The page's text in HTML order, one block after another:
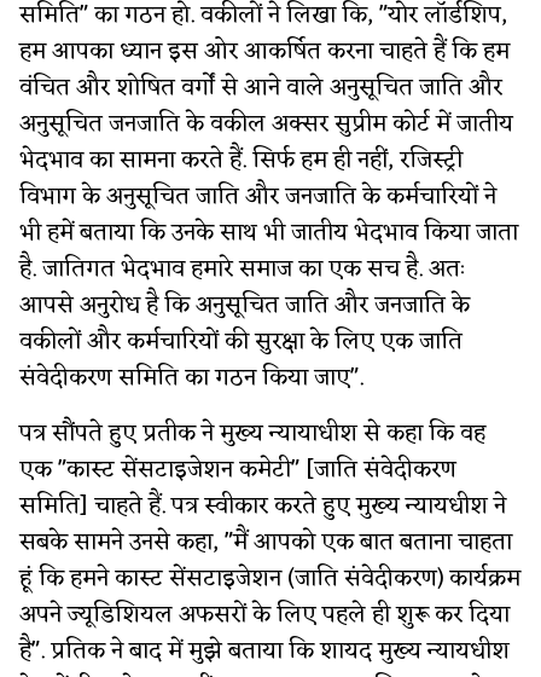
समिति" का गठन हो. वकीलों ने लिखा कि, "योर लॉर्डशिप,
हम आपका ध्यान इस ओर आकर्षित करना चाहते हैं कि हम
वंचित और शोषित वर्गों से आने वाले अनुसूचित जाति और
अनुसूचित जनजाति के वकील अक्सर सुप्रीम कोर्ट में जातीय
भेदभाव का सामना करते हैं. सिर्फ हम ही नहीं, रजिस्ट्री
विभाग के अनुसूचित जाति और जनजाति के कर्मचारियों ने
भी हमें बताया कि उनके साथ भी जातीय भेदभाव किया जाता
है. जातिगत भेदभाव हमारे समाज का एक सच है. अतः
आपसे अनुरोध है कि अनुसूचित जाति और जनजाति के
वकीलों और कर्मचारियों की सुरक्षा के लिए एक जाति
संवेदीकरण समिति का गठन किया जाए".
पत्र सौंपते हुए प्रतीक ने मुख्य न्यायाधीश से कहा कि वह
एक "कास्ट सेंसटाइजेशन कमेटी" [जाति संवेदीकरण
समिति] चाहते हैं. पत्र स्वीकार करते हुए मुख्य न्यायधीश ने
सबके सामने उनसे कहा, "मैं आपको एक बात बताना चाहता
हूं कि हमने कास्ट सेंसटाइजेशन (जाति संवेदीकरण) कार्यक्रम
अपने ज्यूडिशियल अफसरों के लिए पहले ही शुरू कर दिया
है". प्रतिक ने बाद में मुझे बताया कि शायद मुख्य न्यायधीश